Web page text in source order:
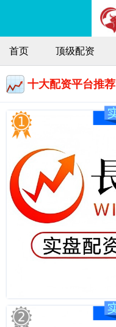
首页 顶级配资
十大配资平台推荐